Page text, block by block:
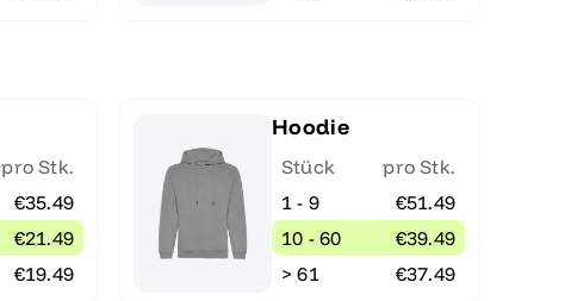
pro Stk.
€35.49
€21.49
€19.49
Hoodie
Stück
pro Stk.
1 - 9
€51.49
10 - 60
€39.49
> 61
€37.49